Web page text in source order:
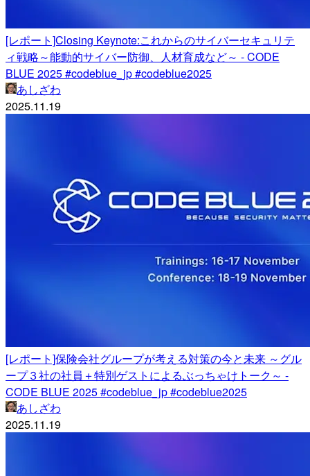
[レポート]Closing Keynote:これからのサイバーセキュリテ
ィ戦略～能動的サイバー防御、人材育成など～ - CODE
BLUE 2025 #codeblue_jp #codeblue2025
あしざわ
2025.11.19
[レポート]保険会社グループが考える対策の今と未来 ～グル
ープ３社の社員＋特別ゲストによるぶっちゃけトーク～ -
CODE BLUE 2025 #codeblue_jp #codeblue2025
あしざわ
2025.11.19